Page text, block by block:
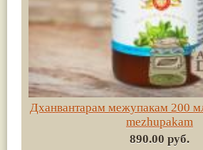
Дханвантарам межупакам 200
mezhupakam
890.00 руб.